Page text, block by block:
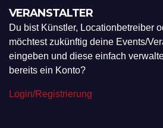
VERANSTALTER
Du bist Künstler, Locationbetreiber
möchtest zukünftig deine Events/
eingeben und diese einfach
bereits ein Konto?
Login/Registrierung